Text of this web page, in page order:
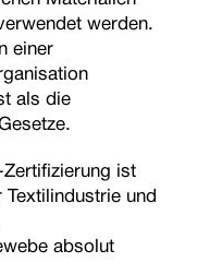
werden.
einer
als die
ist
und
absolut